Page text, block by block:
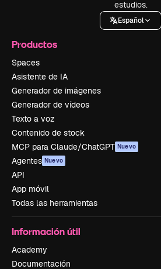
estudios.
Español
Productos
Spaces
Asistente de IA
Generador de imágenes
Generador de vídeos
Texto a voz
Contenido de stock
MCP para Claude/ChatGPT Nuevo
Agentes Nuevo
API
App móvil
Todas las herramientas
Información útil
Academy
Documentación